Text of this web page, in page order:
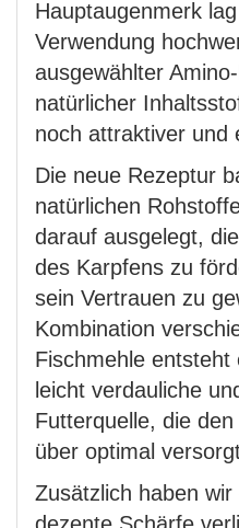
Hauptaugenmerk
Verwendung
ausgewählter
natürlicher
noch attraktiver und
Die neue Rezeptur
natürlichen
darauf ausgelegt,
des Karpfens zu
sein Vertrauen zu
Kombination
Fischmehle entsteht
leicht verdauliche
Futterquelle, die
über optimal
Zusätzlich haben